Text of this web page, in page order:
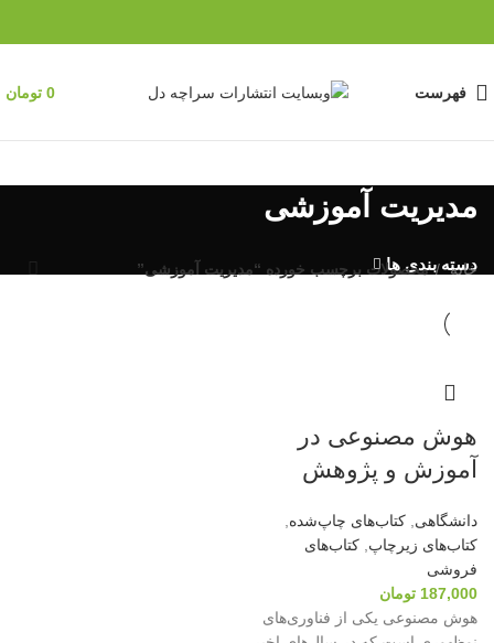
فهرست 0 تومان
مدیریت آموزشی
دسته بندی ها
خانه محصولات برچسب خورده “مدیریت آموزشی”
هوش مصنوعی در
آموزش و پژوهش
دانشگاهی کتاب‌های چاپ‌شده
کتاب‌های زیرچاپ کتاب‌های
فروشی
187,000 تومان
هوش مصنوعی یکی از فناوری‌های